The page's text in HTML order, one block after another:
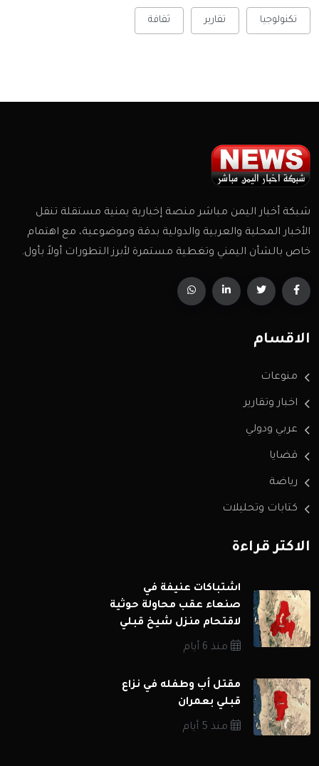
تكنولوجيا تقارير ثقافة
شبكة أخبار اليمن مباشر منصة إخبارية يمنية مستقلة تنقل
الأخبار المحلية والعربية والدولية بدقة وموضوعية، مع اهتمام
خاص بالشأن اليمني وتغطية مستمرة لأبرز التطورات أولاً بأول.
الاقسام
منوعات
اخبار وتقارير
عربي ودولي
قضايا
رياضة
كتابات وتحليلات
الاكثر قراءة
اشتباكات عنيفة في
صنعاء عقب محاولة حوثية
لاقتحام منزل شيخ قبلي
منذ 6 أيام
مقتل أب وطفله في نزاع
قبلي بعمران
منذ 5 أيام